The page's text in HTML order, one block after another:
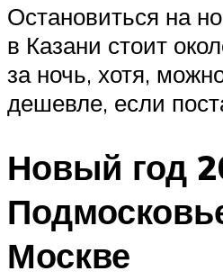
Остановиться на
в Казани стоит
за ночь, хотя,
дешевле, если
Новый год
Москве